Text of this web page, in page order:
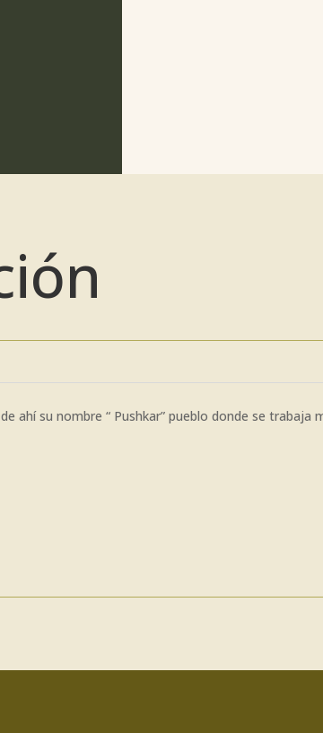
ahí su nombre “ Pushkar” pueblo donde se trabaja